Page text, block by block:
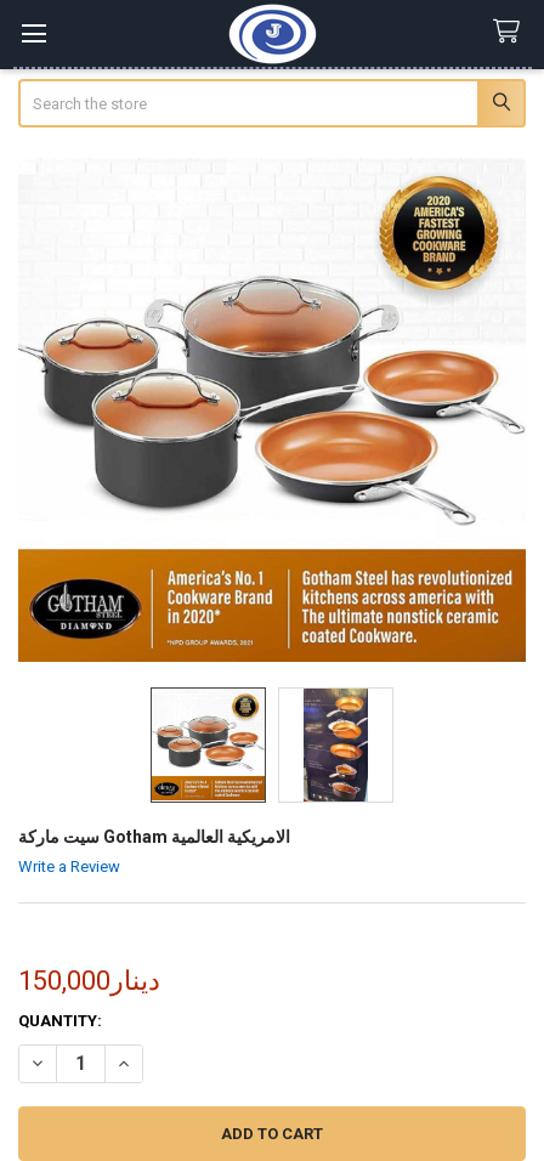
سيت ماركة Gotham الامريكية العالمية
Write a Review
150,000دينار
CURRENT
STOCK:
QUANTITY: